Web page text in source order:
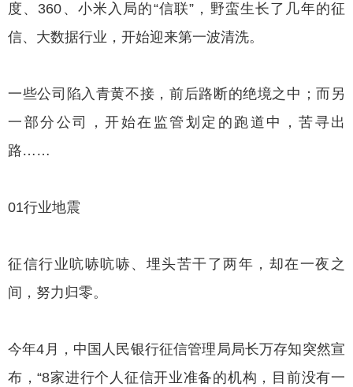
度、360、小米入局的“信联”，野蛮生长了几年的征
信、大数据行业，开始迎来第一波清洗。
一些公司陷入青黄不接，前后路断的绝境之中；而另
一部分公司，开始在监管划定的跑道中，苦寻出
路……
01行业地震
征信行业吭哧吭哧、埋头苦干了两年，却在一夜之
间，努力归零。
今年4月，中国人民银行征信管理局局长万存知突然宣
布，“8家进行个人征信开业准备的机构，目前没有一